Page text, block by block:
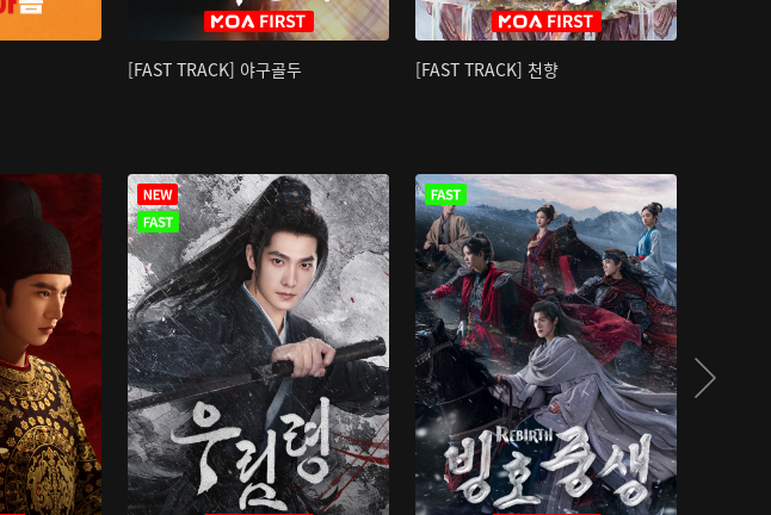
[FAST TRACK] 야구골두 [FAST TRACK] 천향